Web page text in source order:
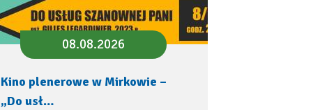
08.08.2026
Kino plenerowe w Mirkowie –
„Do usł…